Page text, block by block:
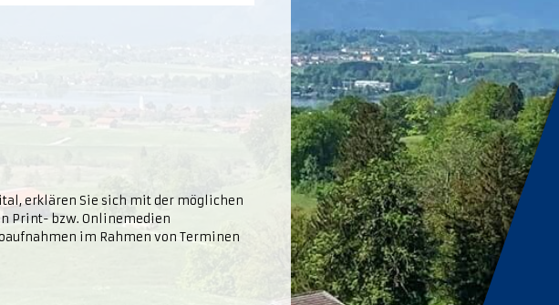
erklären Sie sich mit der möglichen
Print- bzw. Onlinemedien
im Rahmen von Terminen